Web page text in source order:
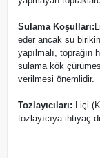
Sulama Koşulları:
eder ancak su
yapılmalı, toprağın
sulama kök
verilmesi önemlidir.
Tozlayıcıları: Liçi
tozlayıcıya ihtiyaç